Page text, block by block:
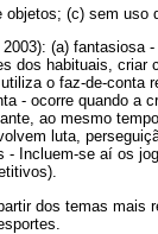
objetos; (c) sem uso
(a) fantasiosa
dos habituais,
o faz-de-conta
- ocorre quando a
ao mesmo
luta,
- Incluem-se aí os
dos temas mais